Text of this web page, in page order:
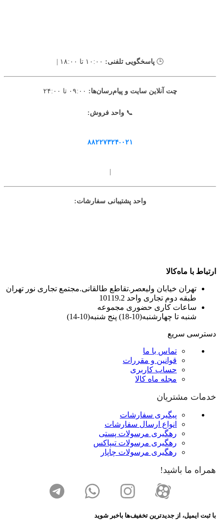
🕒 پاسخگویی تلفنی:
چت آنلاین سایت و پیام‌رسان‌ها:
📞واحد فروش:
۸۸۲۲۷۳۲۴-۰۲۱
|
واحد پشتیبانی سفارشات:
ارتباط با ماه‌کالا
تهران خیابان ولیعصر.تقاطع طالقانی.مجتمع تجاری نور تهران
طبقه دوم تجاری واحد 10119.2
ساعات کاری حضوری مجموعه
شنبه تا چهارشنبه(10-18) پنج شنبه(10-14)
دسترسی سریع
تماس با ما
قوانین و مقررات
حساب کاربری
مجله ماه کالا
خدمات مشتریان
پیگیری سفارشات
انواع ارسال سفارشات
رهگیری مرسولات پستی
رهگیری مرسولات تیپاکس
رهگیری مرسولات چاپار
همراه ما باشید!
با ثبت ایمیل، از جدید‌ترین تخفیف‌ها با‌خبر شوید